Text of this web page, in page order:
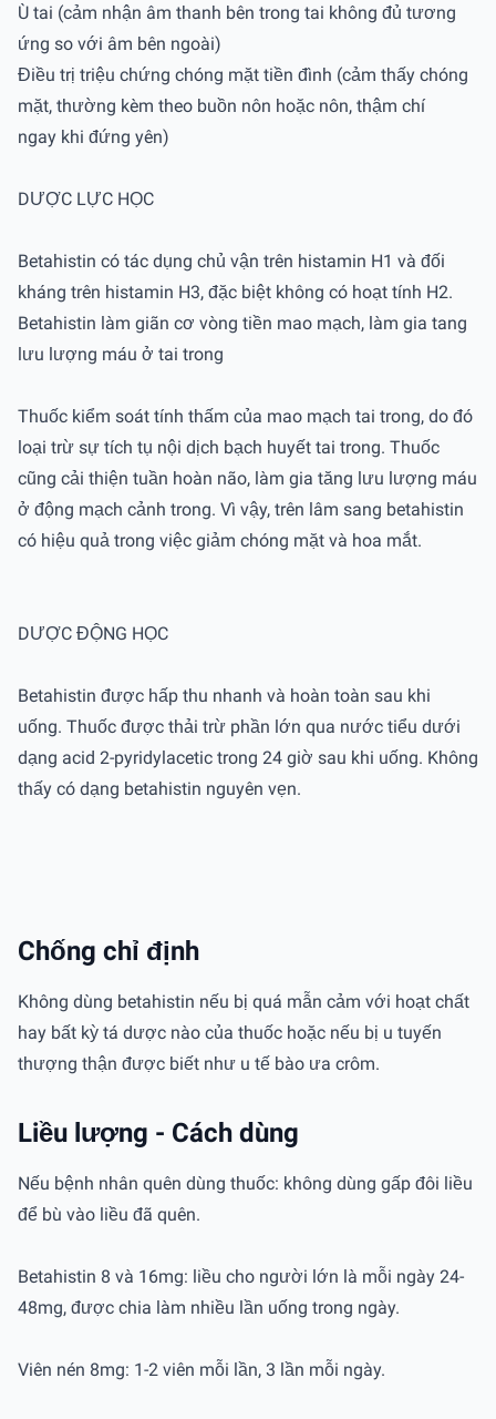
Ù tai (cảm nhận âm thanh bên trong tai không đủ tương
ứng so với âm bên ngoài)
Điều trị triệu chứng chóng mặt tiền đình (cảm thấy chóng
mặt, thường kèm theo buồn nôn hoặc nôn, thậm chí
ngay khi đứng yên)
DƯỢC LỰC HỌC
Betahistin có tác dụng chủ vận trên histamin H1 và đối
kháng trên histamin H3, đặc biệt không có hoạt tính H2.
Betahistin làm giãn cơ vòng tiền mao mạch, làm gia tang
lưu lượng máu ở tai trong
Thuốc kiểm soát tính thấm của mao mạch tai trong, do đó
loại trừ sự tích tụ nội dịch bạch huyết tai trong. Thuốc
cũng cải thiện tuần hoàn não, làm gia tăng lưu lượng máu
ở động mạch cảnh trong. Vì vậy, trên lâm sang betahistin
có hiệu quả trong việc giảm chóng mặt và hoa mắt.
DƯỢC ĐỘNG HỌC
Betahistin được hấp thu nhanh và hoàn toàn sau khi
uống. Thuốc được thải trừ phần lớn qua nước tiểu dưới
dạng acid 2-pyridylacetic trong 24 giờ sau khi uống. Không
thấy có dạng betahistin nguyên vẹn.
Chống chỉ định
Không dùng betahistin nếu bị quá mẫn cảm với hoạt chất
hay bất kỳ tá dược nào của thuốc hoặc nếu bị u tuyến
thượng thận được biết như u tế bào ưa crôm.
Liều lượng - Cách dùng
Nếu bệnh nhân quên dùng thuốc: không dùng gấp đôi liều
để bù vào liều đã quên.
Betahistin 8 và 16mg: liều cho người lớn là mỗi ngày 24-
48mg, được chia làm nhiều lần uống trong ngày.
Viên nén 8mg: 1-2 viên mỗi lần, 3 lần mỗi ngày.